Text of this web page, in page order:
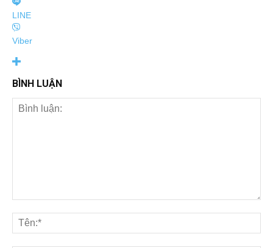
LINE
Viber
BÌNH LUẬN